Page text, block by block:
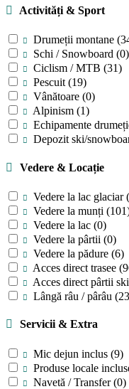
Activități & Sport
Drumeții montane
Schi / Snowboard (0)
Ciclism / MTB (31)
Pescuit(19)
Vânătoare (0)
Alpinism (1)
Echipamente
Depozit ski/
Vedere & Locație
Vedere la lac glaciar
Vedere la munți
Vedere la lac (0)
Vedere la pârtii (0)
Vedere la pădure (6)
Acces direct trasee
Acces direct pârtii ski
Lângă râu / pârâu
Servicii & Extra
Mic dejun inclus (9)
Produse locale
Navetă / Transfer(0)